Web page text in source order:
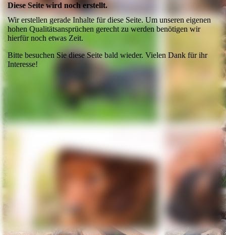
Diese Seite wird noch erstellt.
Wir erstellen gerade Inhalte für diese Seite. Um unseren eigenen
hohen Qualitätsansprüchen gerecht zu werden benötigen wir
hierfür noch etwas Zeit.
Bitte besuchen Sie diese Seite bald wieder. Vielen Dank für ihr
Interesse!